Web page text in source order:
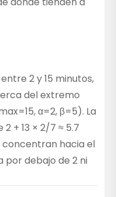
2 y 15 minutos,
del extremo
α=2, β=5). La
+ 13 × 2/7 ≈ 5.7
concentran hacia el
debajo de 2 ni